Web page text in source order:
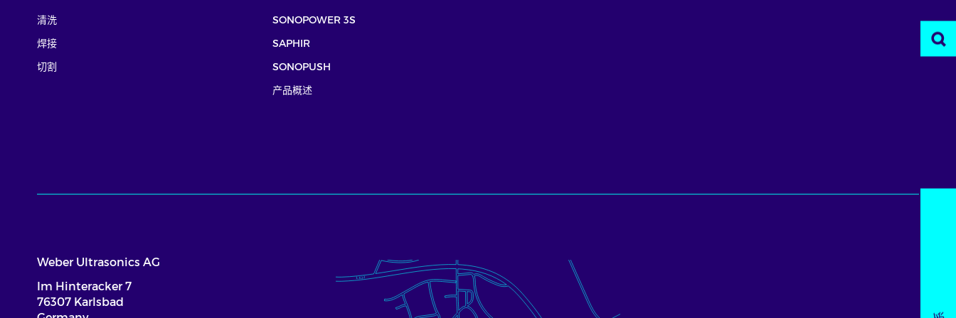
清洗
焊接
切割
SONOPOWER 3S
SAPHIR
SONOPUSH
产品概述
Weber Ultrasonics AG
Im Hinteracker 7
76307 Karlsbad